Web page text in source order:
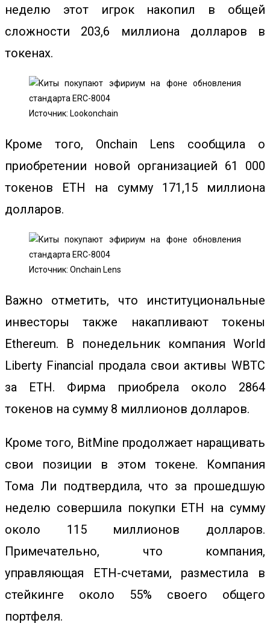
неделю этот игрок накопил в общей
сложности 203,6 миллиона долларов в
токенах.
Источник: Lookonchain
Кроме того, Onchain Lens сообщила о
приобретении новой организацией 61 000
токенов ETH на сумму 171,15 миллиона
долларов.
Источник: Onchain Lens
Важно отметить, что институциональные
инвесторы также накапливают токены
Ethereum. В понедельник компания World
Liberty Financial продала свои активы WBTC
за ETH. Фирма приобрела около 2864
токенов на сумму 8 миллионов долларов.
Кроме того, BitMine продолжает наращивать
свои позиции в этом токене. Компания
Тома Ли подтвердила, что за прошедшую
неделю совершила покупки ETH на сумму
около 115 миллионов долларов.
Примечательно, что компания,
управляющая ETH-счетами, разместила в
стейкинге около 55% своего общего
портфеля.